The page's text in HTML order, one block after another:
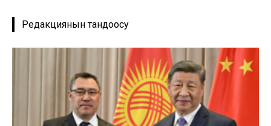
Редакциянын тандоосу